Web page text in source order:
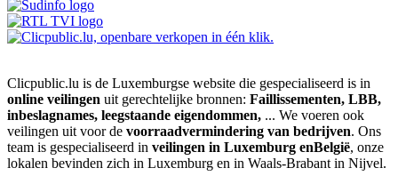
Clicpublic.lu is de Luxemburgse website die gespecialiseerd is in
online veilingen uit gerechtelijke bronnen: Faillissementen, LBB,
inbeslagnames, leegstaande eigendommen, ... We voeren ook
veilingen uit voor de voorraadvermindering van bedrijven. Ons
team is gespecialiseerd in veilingen in Luxemburg enBelgië, onze
lokalen bevinden zich in Luxemburg en in Waals-Brabant in Nijvel.